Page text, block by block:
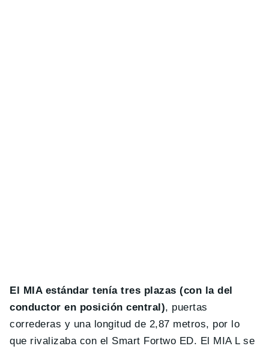
El MIA estándar tenía tres plazas (con la del
conductor en posición central), puertas
correderas y una longitud de 2,87 metros, por lo
que rivalizaba con el Smart Fortwo ED. El MIA L se